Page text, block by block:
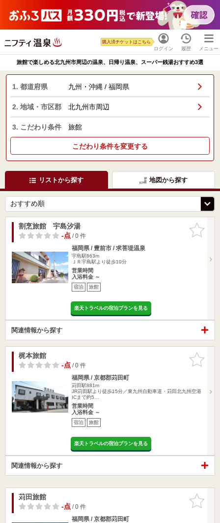
ログイン
購入済チケットはこちら
履歴 メニュー
旅館で楽しめる北九州市周辺の温泉、日帰り温泉、スーパー銭湯おすすめ3選
1. 都道府県 九州・沖縄 / 福岡県
2. 地域・市区郡 北九州市周辺
3. こだわり条件 旅館
こだわり条件を変更する
リストから探す 地図から探す
お気に入
りに追加
割烹旅館 宇島汐湯
-点/ 0 件
福岡県 / 豊前市 / 求菩堤温泉
宇島駅663m
ＪＲ宇島駅より徒歩10分
営業時間
入浴料金 ～
宿泊 旅館
楽天トラベルの宿泊プランを見る
関連情報から探す
お気に入
りに追加
梶本旅館
-点/ 0 件
福岡県 / 京都郡苅田町
苅田駅881m
JR苅田駅より徒歩15分／東九州自動車道・苅田北九州空港
ICまで約5…
営業時間
入浴料金 ～
宿泊 旅館
楽天トラベルの宿泊プランを見る
関連情報から探す
お気に入
りに追加
苅田旅館
-点/ 0 件
福岡県 / 京都郡苅田町